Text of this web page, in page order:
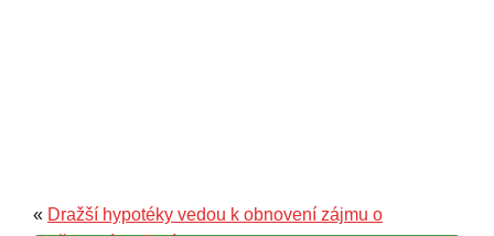
« Dražší hypotéky vedou k obnovení zájmu o